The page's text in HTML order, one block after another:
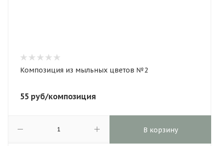
Композиция из мыльных цветов №2
55 руб/композиция
В корзину